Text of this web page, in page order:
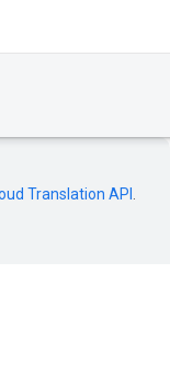
Translation API